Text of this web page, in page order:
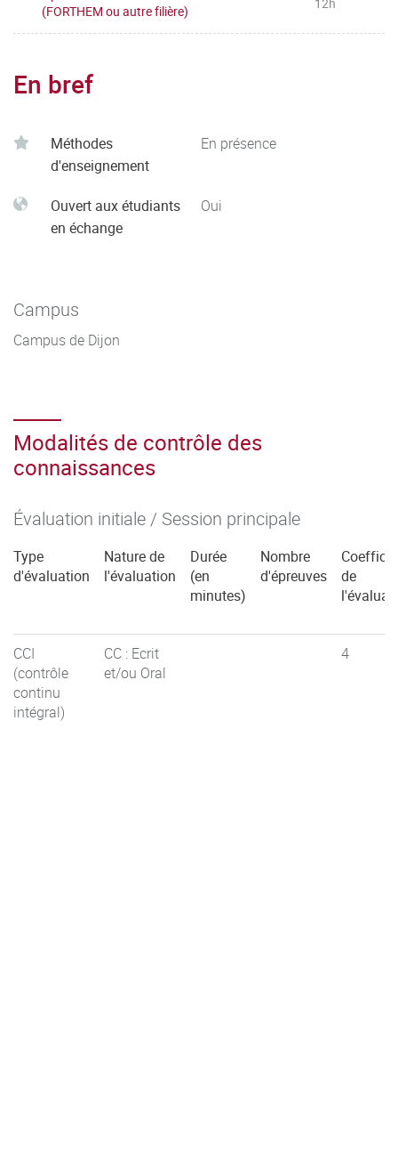
(FORTHEM ou autre filière)
En bref
Méthodes
d'enseignement
En présence
Ouvert aux étudiants
en échange
Oui
Campus
Campus de Dijon
Modalités de contrôle des
connaissances
Évaluation initiale / Session principale
Type
d'évaluation
Nature de
l'évaluation
Durée
(en
minutes)
Nombre
d'épreuves
de
CCI
(contrôle
continu
intégral)
CC : Ecrit
et/ou Oral
4